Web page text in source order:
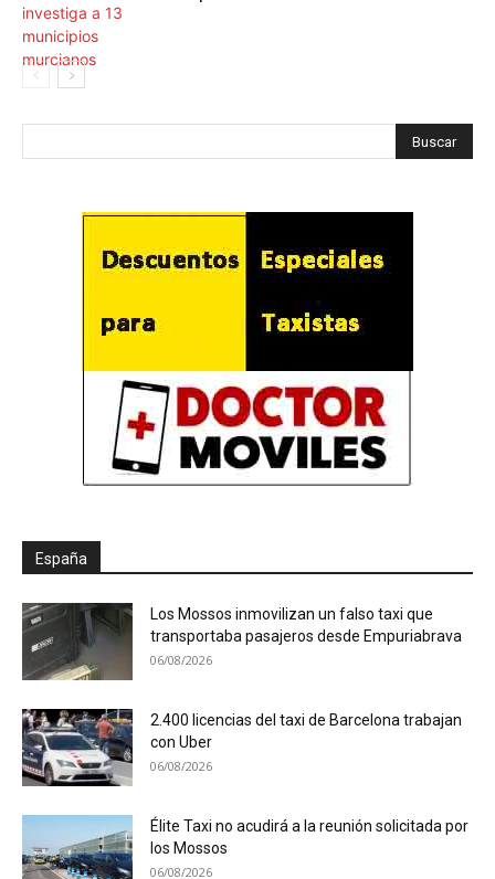
España
Los Mossos inmovilizan un falso taxi que
transportaba pasajeros desde Empuriabrava
06/08/2026
2.400 licencias del taxi de Barcelona trabajan
con Uber
06/08/2026
Élite Taxi no acudirá a la reunión solicitada por
los Mossos
06/08/2026